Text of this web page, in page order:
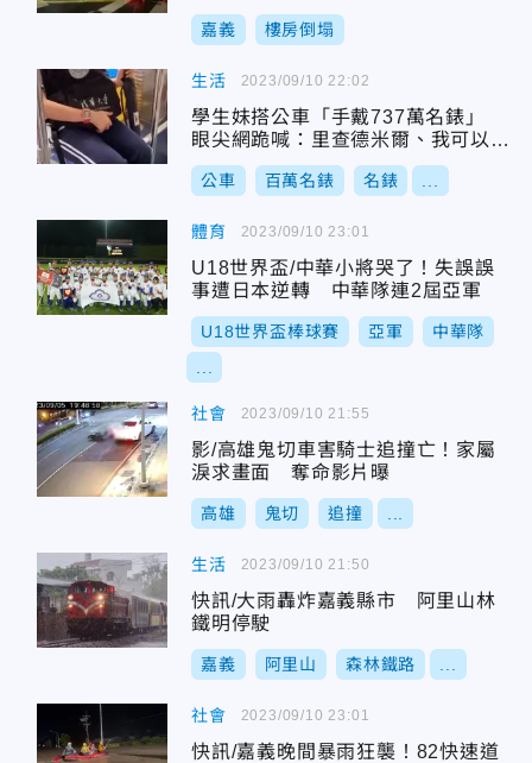
嘉義 樓房倒塌
生活
學生妹搭公車「手戴737萬名錶」
眼尖網跪喊：里查德米爾、我可以入
贅
公車 百萬名錶 名錶
2023/09/10 22:02
體育
U18世界盃/中華小將哭了！失誤誤
事遭日本逆轉 中華隊連2屆亞軍
U18世界盃棒球賽 亞軍 中華隊
2023/09/10 23:01
社會
影/高雄鬼切車害騎士追撞亡！家屬
淚求畫面 奪命影片曝
高雄 鬼切 追撞
2023/09/10 21:55
生活
快訊/大雨轟炸嘉義縣市 阿里山林
鐵明停駛
嘉義 阿里山 森林鐵路
2023/09/10 21:50
社會
快訊/嘉義晚間暴雨狂襲！82快速道
2023/09/10 23:01